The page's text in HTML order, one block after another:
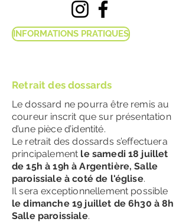
INFORMATIONS PRATIQUES
Retrait des dossards
Le dossard ne pourra être remis au
coureur inscrit que sur présentation
d’une pièce d’identité.
Le retrait des dossards s’effectuera
principalement le samedi 18 juillet
de 15h à 19h à Argentière, Salle
paroissiale à coté de l'église.
Il sera exceptionnellement possible
le dimanche 19 juillet de 6h30 à 8h
Salle paroissiale.